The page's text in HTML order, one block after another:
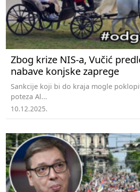
Zbog krize NIS-a, Vučić
nabave konjske zaprege
Sankcije koji bi do kraja mogle
poteza Al...
10.12.2025.